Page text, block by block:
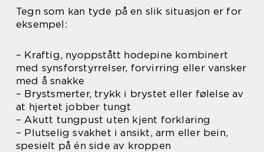
Tegn som kan tyde på en slik situasjon er for
eksempel:
– Kraftig, nyoppstått hodepine kombinert
med synsforstyrrelser, forvirring eller vansker
med å snakke
– Brystsmerter, trykk i brystet eller følelse av
at hjertet jobber tungt
– Akutt tungpust uten kjent forklaring
– Plutselig svakhet i ansikt, arm eller bein,
spesielt på én side av kroppen